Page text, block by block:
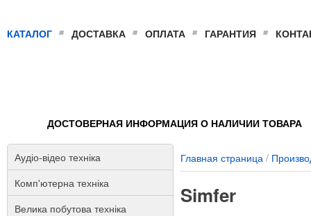
КАТАЛОГ ДОСТАВКА ОПЛАТА ГАРАНТИЯ
ДОСТОВЕРНАЯ ИНФОРМАЦИЯ О НАЛИЧИИ ТОВАРА
Аудіо-відео техніка
Комп'ютерна техніка
Велика побутова техніка
Главная страница /
Simfer